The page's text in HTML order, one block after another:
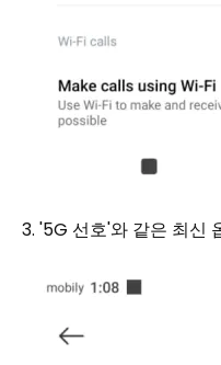
3. '5G 선호'와 같은 최신